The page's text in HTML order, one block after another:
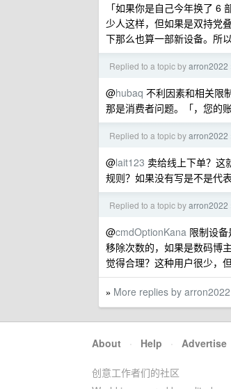
「如果你是自己今年换了 6
少人这样，但如果是双持党
下那么也算一部新设备。所
Replied to a topic byarron2022
@hubaq 不利因素和相关限
那是消费者问题。「，您的
Replied to a topic byarron2022
@lait123 卖给线上下单？这
规则？如果没有写是不是代
Replied to a topic byarron2022
@cmdOptionKana 限制设
移除次数的，如果是数码博
觉得合理？这种用户很少，
» More replies by arron2022
About · Help · Advertise
创意工作者们的社区